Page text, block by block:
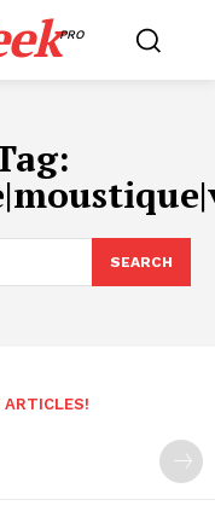
PRO
SEARCH
ARTICLES!